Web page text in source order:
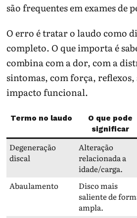
são frequentes em exames de
O erro é tratar o laudo como
completo. O que importa é
combina com a dor, com a
sintomas, com força,
impacto funcional.
Termo no laudo
O que pode
significar
Degeneração
discal
Alteração
relacionada a
idade/carga.
Abaulamento
Disco mais
saliente de
ampla.